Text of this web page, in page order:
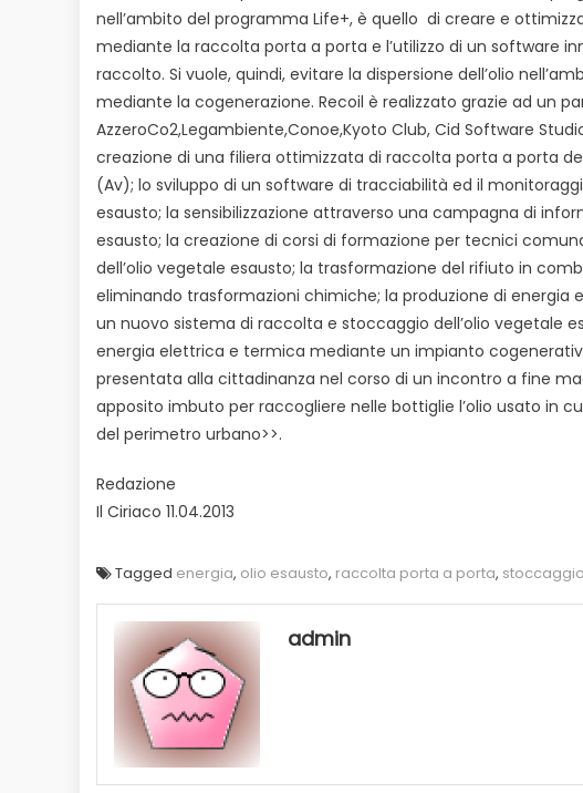
nell’ambito del programma Life+, è quello di creare e
mediante la raccolta porta a porta e l’utilizzo di un software
raccolto. Si vuole, quindi, evitare la dispersione dell’olio
mediante la cogenerazione. Recoil è realizzato grazie ad un
AzzeroCo2,Legambiente,Conoe,Kyoto Club, Cid Software
creazione di una filiera ottimizzata di raccolta porta a porta
(Av); lo sviluppo di un software di tracciabilità ed il
esausto; la sensibilizzazione attraverso una campagna di
esausto; la creazione di corsi di formazione per tecnici
dell’olio vegetale esausto; la trasformazione del rifiuto in
eliminando trasformazioni chimiche; la produzione di energia
un nuovo sistema di raccolta e stoccaggio dell’olio vegetale
energia elettrica e termica mediante un impianto
presentata alla cittadinanza nel corso di un incontro a fine
apposito imbuto per raccogliere nelle bottiglie l’olio usato in
del perimetro urbano>>.
Redazione
Il Ciriaco 11.04.2013
Tagged energia, olio esausto, raccolta porta a porta, stoccaggio
admin